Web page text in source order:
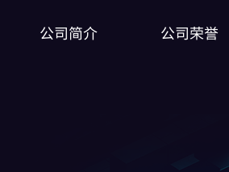
公司简介 公司荣誉